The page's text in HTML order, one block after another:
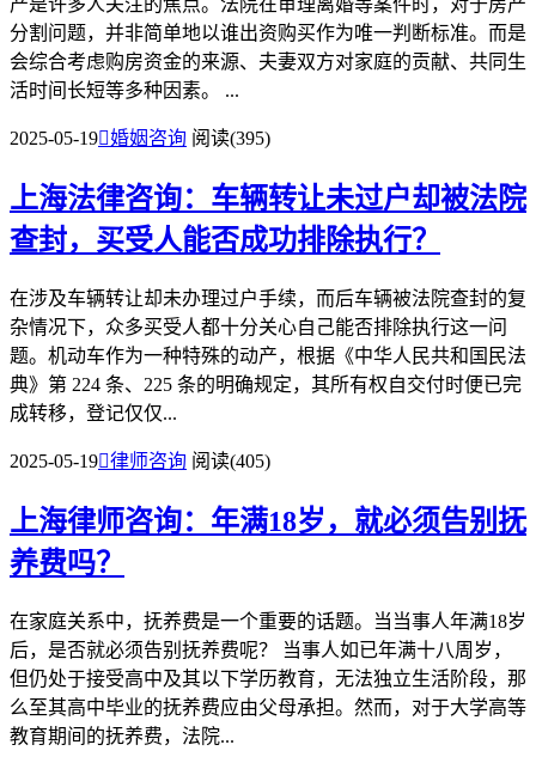
产是许多人关注的焦点。法院在审理离婚等案件时，对于房产
分割问题，并非简单地以谁出资购买作为唯一判断标准。而是
会综合考虑购房资金的来源、夫妻双方对家庭的贡献、共同生
活时间长短等多种因素。 ...
2025-05-19婚姻咨询 阅读(395)
上海法律咨询：车辆转让未过户却被法院
查封，买受人能否成功排除执行？
在涉及车辆转让却未办理过户手续，而后车辆被法院查封的复
杂情况下，众多买受人都十分关心自己能否排除执行这一问
题。机动车作为一种特殊的动产，根据《中华人民共和国民法
典》第 224 条、225 条的明确规定，其所有权自交付时便已完
成转移，登记仅仅...
2025-05-19律师咨询 阅读(405)
上海律师咨询：年满18岁，就必须告别抚
养费吗？
在家庭关系中，抚养费是一个重要的话题。当当事人年满18岁
后，是否就必须告别抚养费呢？ 当事人如已年满十八周岁，
但仍处于接受高中及其以下学历教育，无法独立生活阶段，那
么至其高中毕业的抚养费应由父母承担。然而，对于大学高等
教育期间的抚养费，法院...